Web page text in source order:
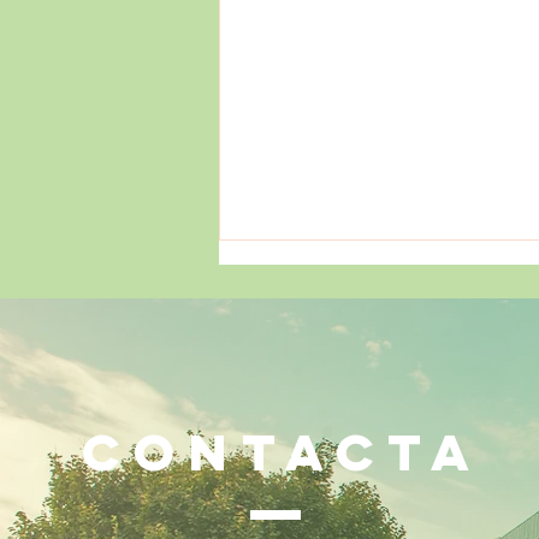
¡Mucho más que números!
🧠✨
CONTACTA